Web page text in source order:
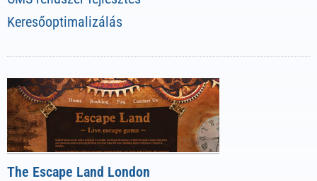
Keresőoptimalizálás
The Escape Land London